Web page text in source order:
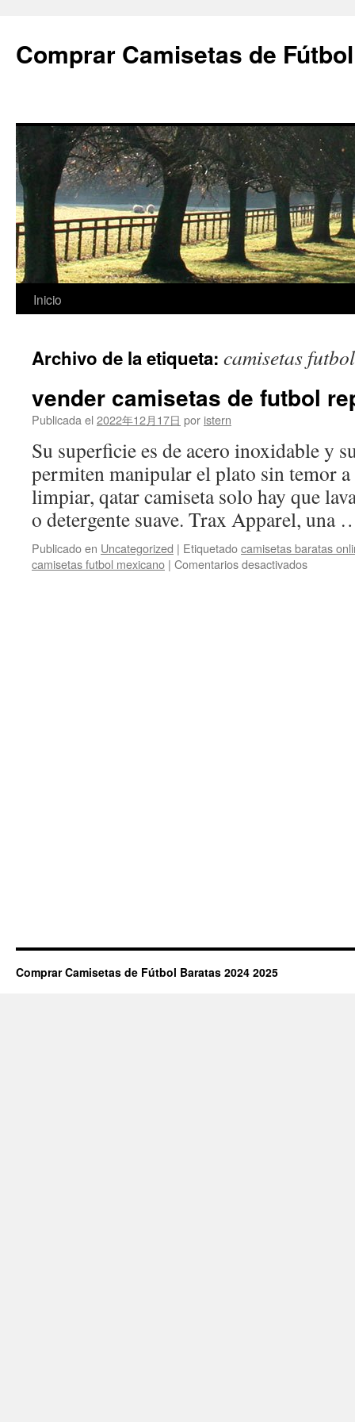
Comprar Camisetas de
Saltar
contenido
Inicio
Archivo de la etiqueta: camisetas
vender camisetas de futbol
Publicada el 2022年12月17日 por istern
Su superficie es de acero inoxidable y
permiten manipular el plato sin temor
limpiar, qatar camiseta solo hay que
o detergente suave. Trax Apparel, una
Publicado en Uncategorized | Etiquetadocamisetas baratas
camisetas futbol mexicano | Comentarios desactivadosen
Comprar Camisetas de Fútbol Baratas 2024 2025